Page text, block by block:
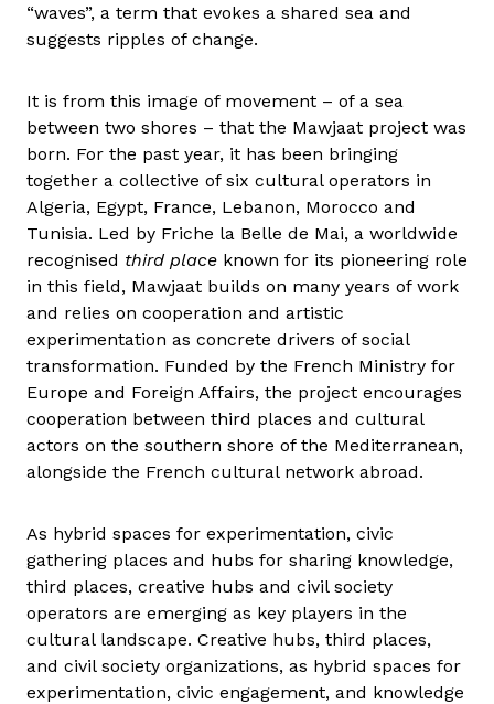
“waves”, a term that evokes a shared sea and
suggests ripples of change.
It is from this image of movement – of a sea
between two shores – that the Mawjaat project was
born. For the past year, it has been bringing
together a collective of six cultural operators in
Algeria, Egypt, France, Lebanon, Morocco and
Tunisia. Led by Friche la Belle de Mai, a worldwide
recognised third place known for its pioneering role
in this field, Mawjaat builds on many years of work
and relies on cooperation and artistic
experimentation as concrete drivers of social
transformation. Funded by the French Ministry for
Europe and Foreign Affairs, the project encourages
cooperation between third places and cultural
actors on the southern shore of the Mediterranean,
alongside the French cultural network abroad.
As hybrid spaces for experimentation, civic
gathering places and hubs for sharing knowledge,
third places, creative hubs and civil society
operators are emerging as key players in the
cultural landscape. Creative hubs, third places,
and civil society organizations, as hybrid spaces for
experimentation, civic engagement, and knowledge